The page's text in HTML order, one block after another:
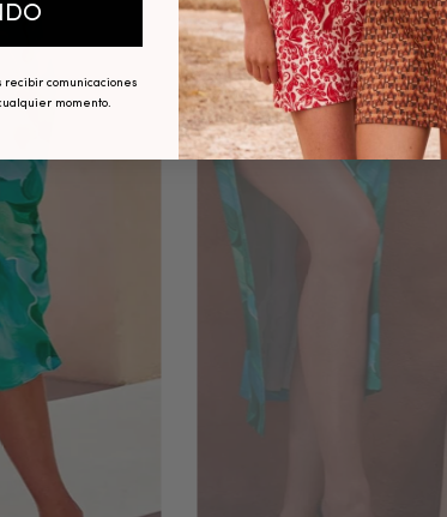
SUSCRÍBASE A LA
comunicaciones
momento.